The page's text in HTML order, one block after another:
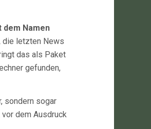
Namen
die letzten News
das als Paket
gefunden,
sondern sogar
dem Ausdruck